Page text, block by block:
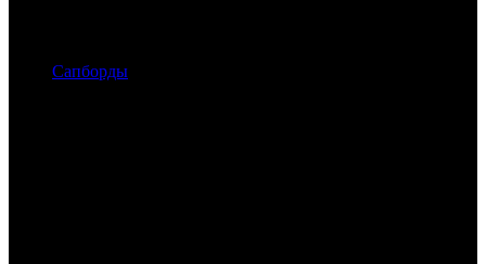
Сапборды